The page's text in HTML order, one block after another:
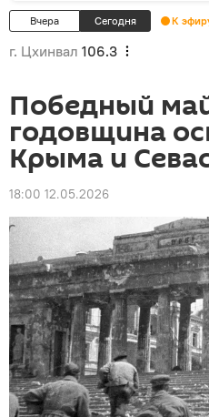
Вчера Сегодня К
г. Цхинвал 106.3
Победный
годовщина
Крыма и
18:00 12.05.2026